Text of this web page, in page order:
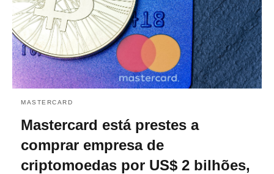
MASTERCARD
Mastercard está prestes a
comprar empresa de
criptomoedas por US$ 2 bilhões,